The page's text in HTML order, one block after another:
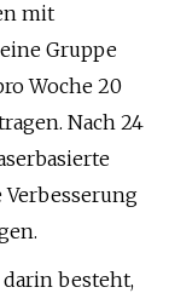
mit
Gruppe
Woche 20
Nach 24
besteht,